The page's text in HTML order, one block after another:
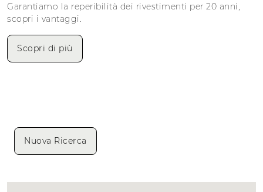
Garantiamo la reperibilità dei rivestimenti per 20 anni,
scopri i vantaggi.
Scopri di più
Nuova Ricerca